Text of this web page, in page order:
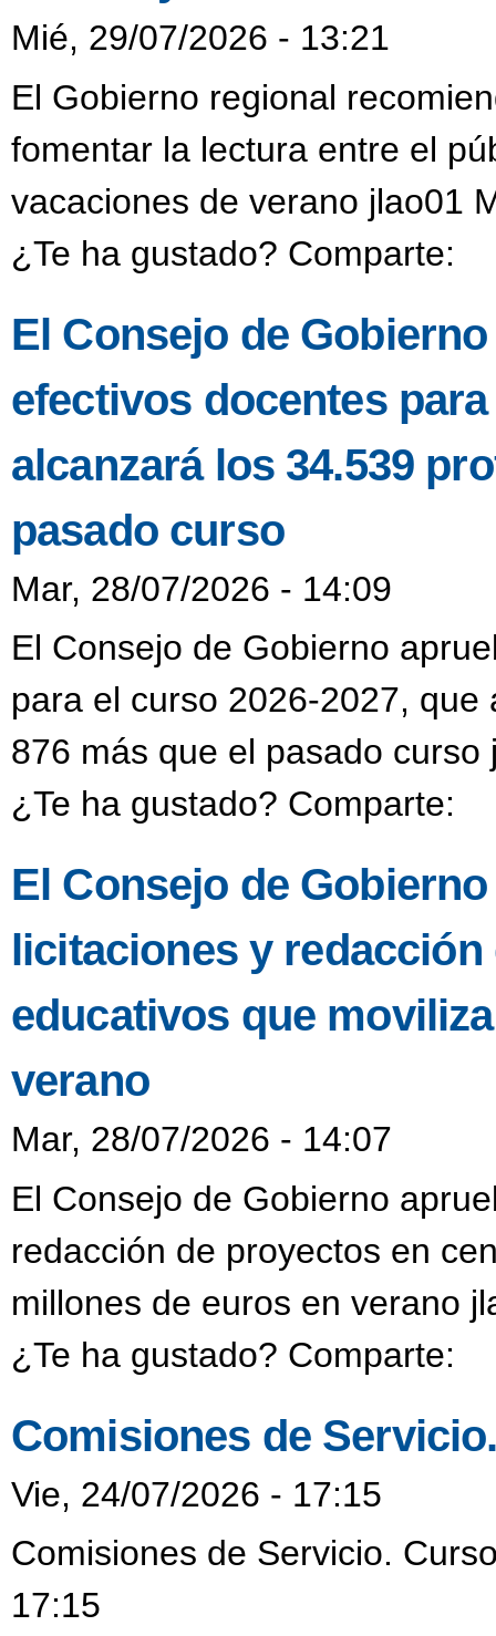
Mié, 29/07/2026 - 13:21
El Gobierno regional
fomentar la lectura entre el
vacaciones de verano jlao01
¿Te ha gustado? Comparte:
El Consejo de
efectivos docentes
alcanzará los 34.539
pasado curso
Mar, 28/07/2026 - 14:09
El Consejo de Gobierno
para el curso 2026-2027,
876 más que el pasado
¿Te ha gustado? Comparte:
El Consejo de
licitaciones y
educativos que
verano
Mar, 28/07/2026 - 14:07
El Consejo de Gobierno
redacción de proyectos en
millones de euros en verano
¿Te ha gustado? Comparte:
Comisiones de
Vie, 24/07/2026 - 17:15
Comisiones de Servicio.
17:15